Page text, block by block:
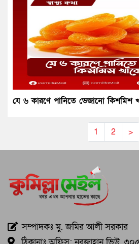
যে ৬ কারণে পানিতে ভেজানো কিশমিশ
1 2 >
সম্পাদকঃ মু. জমির আলী সরকার